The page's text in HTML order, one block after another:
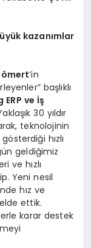
kazanımlar
’in
başlıklı
ve İş
30 yıldır
teknolojinin
hızlı
geldiğimiz
ve hızlı
Yeni nesil
hız ve
ettik.
karar destek